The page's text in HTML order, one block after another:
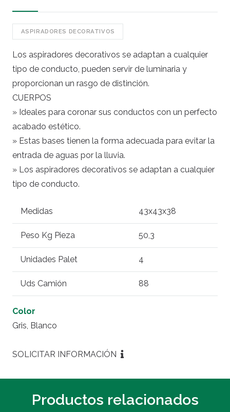
ASPIRADORES DECORATIVOS
Los aspiradores decorativos se adaptan a cualquier
tipo de conducto, pueden servir de luminaria y
proporcionan un rasgo de distinción.
CUERPOS
» Ideales para coronar sus conductos con un perfecto
acabado estético.
» Estas bases tienen la forma adecuada para evitar la
entrada de aguas por la lluvia.
» Los aspiradores decorativos se adaptan a cualquier
tipo de conducto.
Medidas 43x43x38
Peso Kg Pieza 50,3
Unidades Palet 4
Uds Camión 88
Color
Gris, Blanco
SOLICITAR INFORMACIÓN
Productos relacionados